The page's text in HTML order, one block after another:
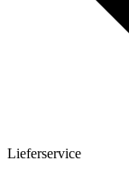
Lieferservice